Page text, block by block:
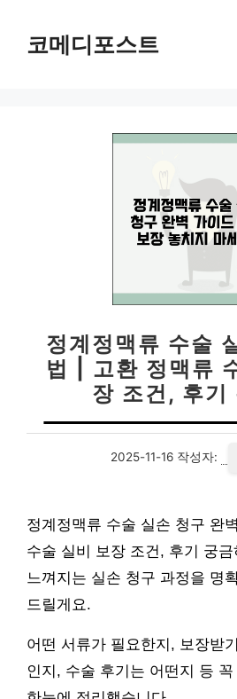
코메디포스트
정계정맥류 수술
법 | 고환 정맥류
장 조건, 후기
2025-11-16 작성자:
정계정맥류 수술 실손 청구 완
수술 실비 보장 조건, 후기 궁금
느껴지는 실손 청구 과정을 명
드릴게요.
어떤 서류가 필요한지, 보장받
인지, 수술 후기는 어떤지 등